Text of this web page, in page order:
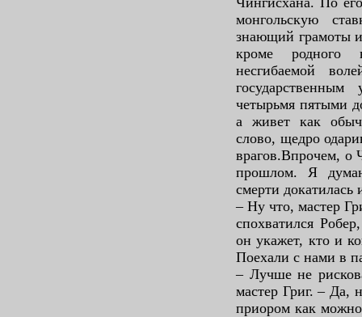
монгольскую
знающий грамоты
кроме родного
несгибаемой
четырьмя пятыми
а живет как
слово, щедро
врагов.Впрочем, о
прошлом. Я
смерти
– Ну что, мастер
спохватился
он укажет, кто и
Поехали с нами в
– Лучше не
мастер Григ. – Да,
приором как